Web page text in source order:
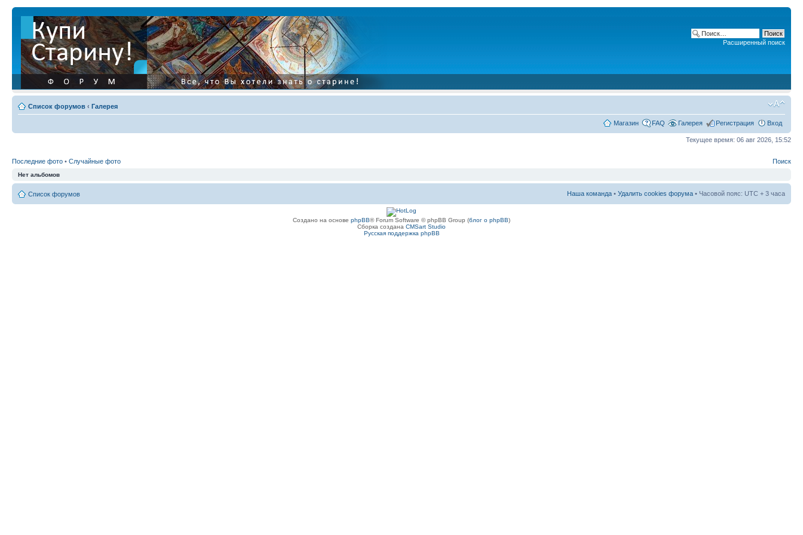
Расширенный поиск
Список форумов ‹ Галерея
Магазин FAQ Галерея Регистрация Вход
Текущее время: 06 авг 2026, 15:52
Последние фото • Случайные фото Поиск
Нет альбомов
Список форумов Наша команда • Удалить cookies форума • Часовой пояс: UTC + 3 часа
Создано на основе phpBB® Forum Software © phpBB Group (блог о phpBB)
Сборка создана CMSart Studio
Русская поддержка phpBB